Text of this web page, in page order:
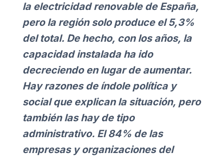
la electricidad renovable de España,
pero la región solo produce el 5,3%
del total. De hecho, con los años, la
capacidad instalada ha ido
decreciendo en lugar de aumentar.
Hay razones de índole política y
social que explican la situación, pero
también las hay de tipo
administrativo. El 84% de las
empresas y organizaciones del